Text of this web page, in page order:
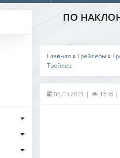
ПО
Главная »Трейлеры»
Трейлер
05.03.2021 | 1636 |